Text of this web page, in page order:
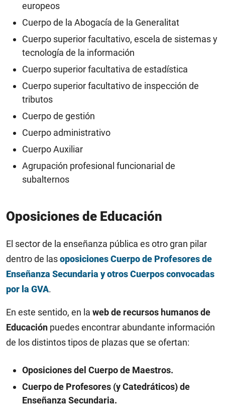
europeos
Cuerpo de la Abogacía de la Generalitat
Cuerpo superior facultativo, escela de sistemas y
tecnología de la información
Cuerpo superior facultativa de estadística
Cuerpo superior facultativo de inspección de
tributos
Cuerpo de gestión
Cuerpo administrativo
Cuerpo Auxiliar
Agrupación profesional funcionarial de
subalternos
Oposiciones de Educación
El sector de la enseñanza pública es otro gran pilar
dentro de lasoposiciones Cuerpo de Profesores de
Enseñanza Secundaria y otros Cuerpos convocadas
por la GVA.
En este sentido, en la web de recursos humanos de
Educación puedes encontrar abundante información
de los distintos tipos de plazas que se ofertan:
Oposiciones del Cuerpo de Maestros.
Cuerpo de Profesores (y Catedráticos) de
Enseñanza Secundaria.